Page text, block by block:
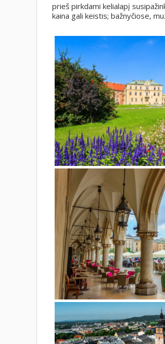
prieš pirkdami kelialapį
kaina gali keistis; bažnyčiose,